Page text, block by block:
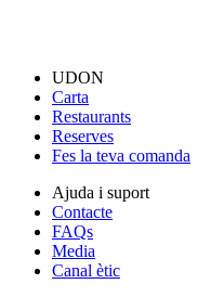
UDON
Carta
Restaurants
Reserves
Fes la teva comanda
Ajuda i suport
Contacte
FAQs
Media
Canal ètic